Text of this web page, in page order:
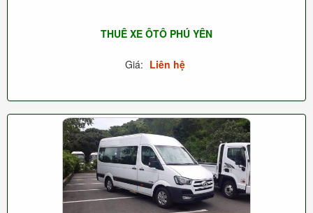
THUÊ XE ÔTÔ PHÚ YÊN
Giá: Liên hệ